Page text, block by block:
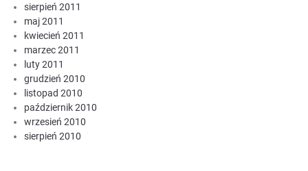
sierpień 2011
maj 2011
kwiecień 2011
marzec 2011
luty 2011
grudzień 2010
listopad 2010
październik 2010
wrzesień 2010
sierpień 2010